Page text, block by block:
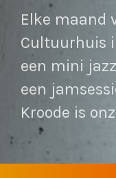
Elke maand
Cultuurhuis
een mini
een
Kroode is